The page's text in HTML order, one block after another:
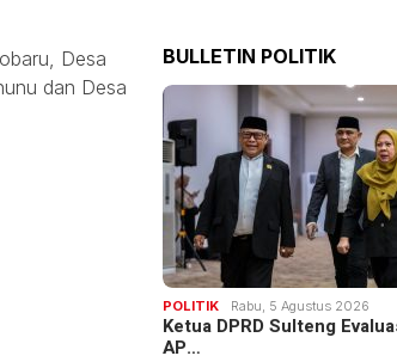
Desa
dan Desa
BULLETIN POLITIK
POLITIK Rabu, 5 Agustus 2026
Ketua DPRD Sulteng
AP…